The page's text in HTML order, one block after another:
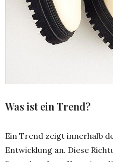
Was ist ein Trend?
Ein Trend zeigt innerhalb
Entwicklung an. Diese